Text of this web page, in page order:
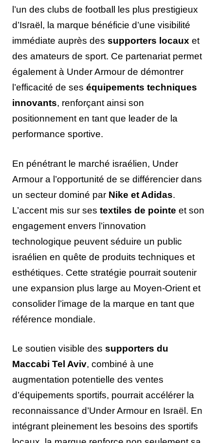
l’un des clubs de football les plus prestigieux
d’Israël, la marque bénéficie d’une visibilité
immédiate auprès des supporters locaux et
des amateurs de sport. Ce partenariat permet
également à Under Armour de démontrer
l’efficacité de ses équipements techniques
innovants, renforçant ainsi son
positionnement en tant que leader de la
performance sportive.
En pénétrant le marché israélien, Under
Armour a l’opportunité de se différencier dans
un secteur dominé par Nike et Adidas.
L’accent mis sur ses textiles de pointe et son
engagement envers l’innovation
technologique peuvent séduire un public
israélien en quête de produits techniques et
esthétiques. Cette stratégie pourrait soutenir
une expansion plus large au Moyen-Orient et
consolider l’image de la marque en tant que
référence mondiale.
Le soutien visible des supporters du
Maccabi Tel Aviv, combiné à une
augmentation potentielle des ventes
d’équipements sportifs, pourrait accélérer la
reconnaissance d’Under Armour en Israël. En
intégrant pleinement les besoins des sportifs